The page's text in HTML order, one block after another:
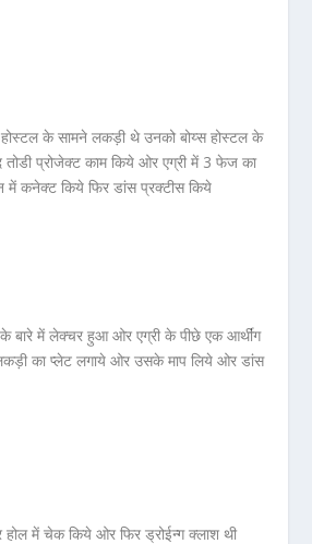
के सामने लकड़ी थे उनको बोय्स होस्टल के
प्रोजेक्ट काम किये ओर एग्री में 3 फेज का
में कनेक्ट किये फिर डांस प्रक्टीस किये
के बारे में लेक्चर हुआ ओर एग्री के पीछे एक आर्थींग
का प्लेट लगाये ओर उसके माप लिये ओर डांस
होल में चेक किये ओर फिर ड्रोईन्ग क्लाश थी